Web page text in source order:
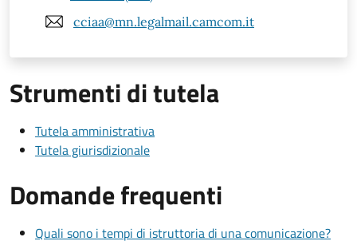
cciaa@mn.legalmail.camcom.it
Strumenti di tutela
Tutela amministrativa
Tutela giurisdizionale
Domande frequenti
Quali sono i tempi di istruttoria di una comunicazione?